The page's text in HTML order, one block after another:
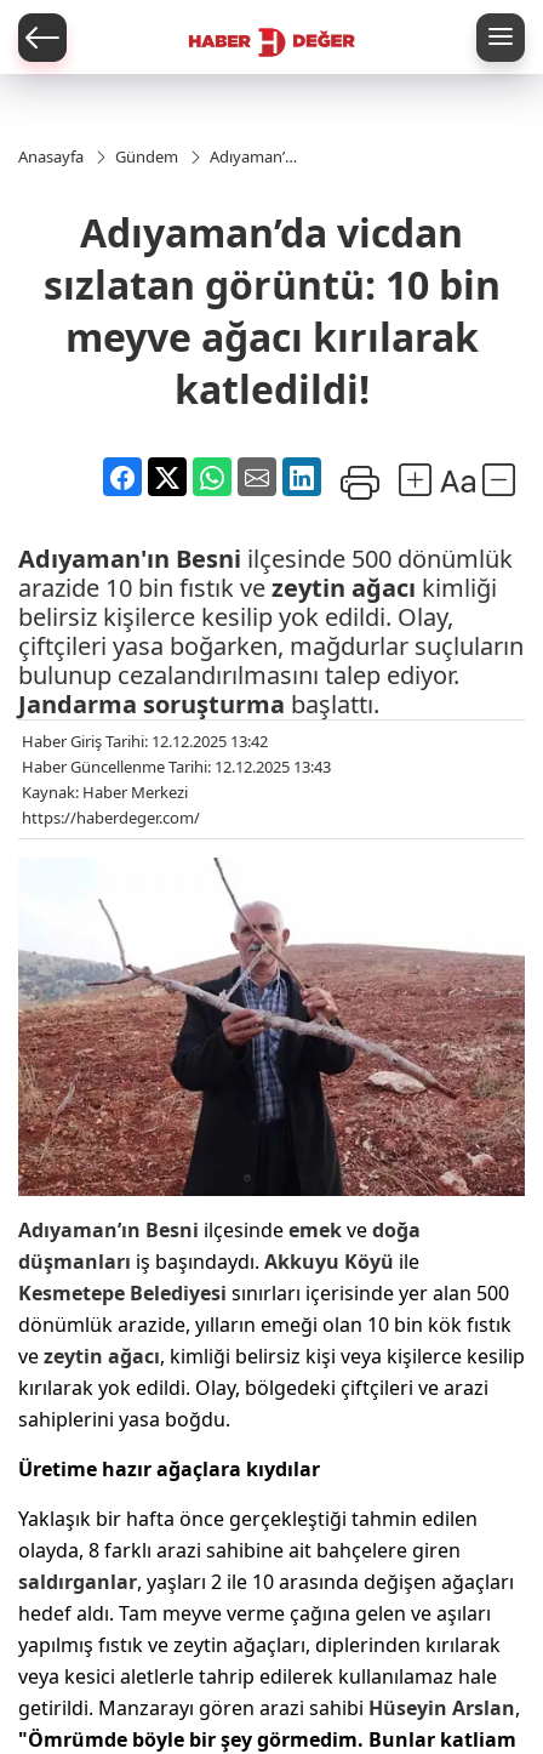
Anasayfa Gündem
Adıyaman’da
görüntü: 10
bin meyve
ağacı
kırılarak
katledildi!
Adıyaman’da vicdan
sızlatan görüntü: 10 bin
meyve ağacı kırılarak
katledildi!
Adıyaman'ın Besni ilçesinde 500 dönümlük
arazide 10 bin fıstık vezeytin ağacı kimliği
belirsiz kişilerce kesilip yok edildi. Olay,
çiftçileri yasa boğarken, mağdurlar suçluların
bulunup cezalandırılmasını talep ediyor.
Jandarma soruşturma başlattı.
Haber Giriş Tarihi: 12.12.2025 13:42
Haber Güncellenme Tarihi: 12.12.2025 13:43
Kaynak: Haber Merkezi
https://haberdeger.com/
Adıyaman’ın Besni ilçesindeemekvedoğa
düşmanları iş başındaydı. Akkuyu Köyü ile
Kesmetepe Belediyesi sınırları içerisinde yer alan 500
dönümlük arazide, yılların emeği olan 10 bin kök fıstık
vezeytin ağacı, kimliği belirsiz kişi veya kişilerce kesilip
kırılarak yok edildi. Olay, bölgedeki çiftçileri ve arazi
sahiplerini yasa boğdu.
Üretime hazır ağaçlara kıydılar
Yaklaşık bir hafta önce gerçekleştiği tahmin edilen
olayda, 8 farklı arazi sahibine ait bahçelere giren
saldırganlar, yaşları 2 ile 10 arasında değişen ağaçları
hedef aldı. Tam meyve verme çağına gelen ve aşıları
yapılmış fıstık ve zeytin ağaçları, diplerinden kırılarak
veya kesici aletlerle tahrip edilerek kullanılamaz hale
getirildi. Manzarayı gören arazi sahibi Hüseyin Arslan,
"Ömrümde böyle bir şey görmedim. Bunlar katliam